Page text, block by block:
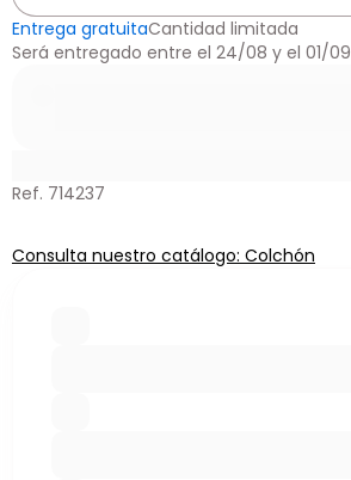
Entrega gratuitaCantidad limitada
Será entregado entre el 24/08 y el 01/09
Ref. 714237
Consulta nuestro catálogo: Colchón